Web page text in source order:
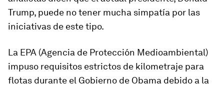
Trump, puede no tener mucha simpatía por las
iniciativas de este tipo.
La EPA (Agencia de Protección Medioambiental)
impuso requisitos estrictos de kilometraje para
flotas durante el Gobierno de Obama debido a la